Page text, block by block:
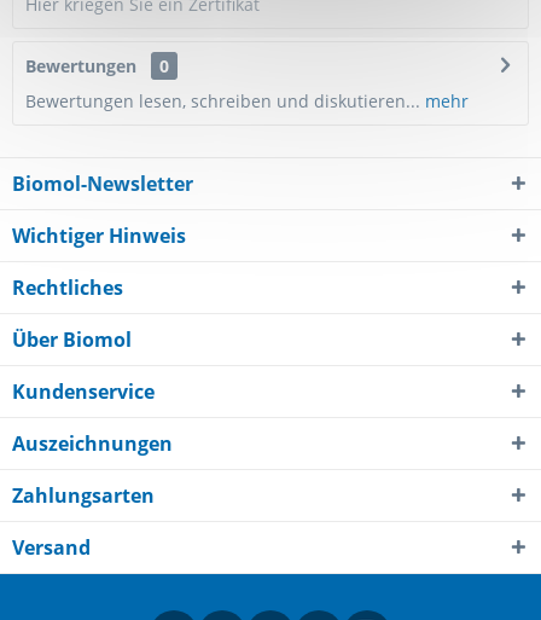
Bewertungen
0
Bewertungen lesen, schreiben und diskutieren... mehr
Biomol-Newsletter
Wichtiger Hinweis
Rechtliches
Über Biomol
Kundenservice
Auszeichnungen
Zahlungsarten
Versand